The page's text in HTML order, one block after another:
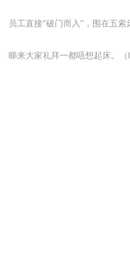
员工直接“破门而入”，围在五
睇来大家礼拜一都唔想起床。（